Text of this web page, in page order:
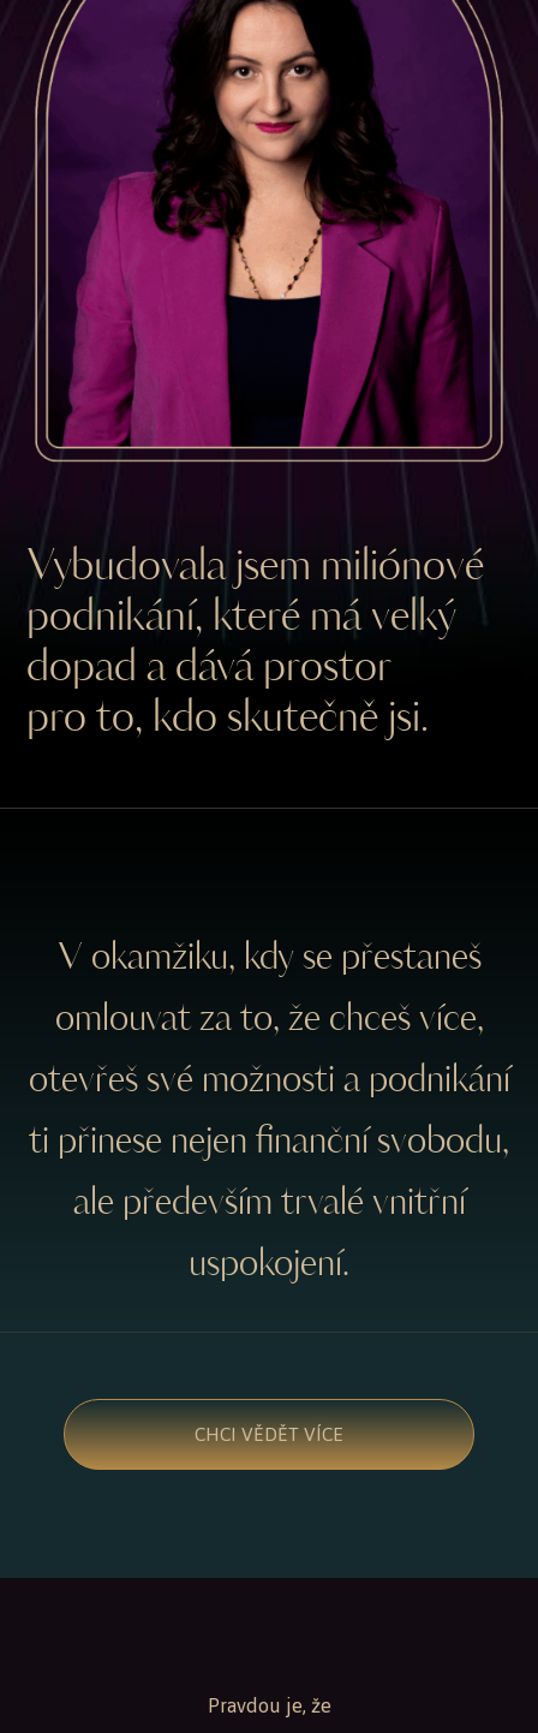
Vybudovala jsem miliónové
podnikání, které má velký
dopad a dává prostor
pro to, kdo skutečně jsi.
V okamžiku, kdy se přestaneš
omlouvat za to, že chceš více,
otevřeš své možnosti a podnikání
ti přinese nejen finanční svobodu,
ale především trvalé vnitřní
uspokojení.
CHCI VĚDĚT VÍCE
Pravdou je, že